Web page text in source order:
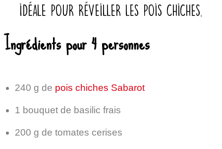
idéale pour réveiller les pois chiches.
Ingrédients pour 4 personnes
240 g de pois chiches Sabarot
1 bouquet de basilic frais
200 g de tomates cerises